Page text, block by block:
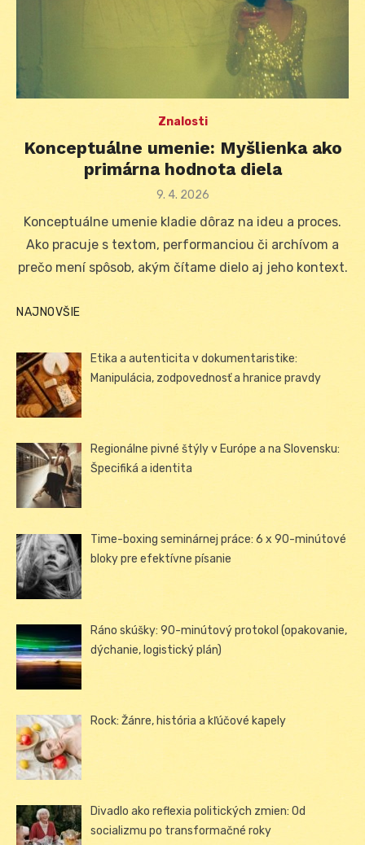
Znalosti
Konceptuálne umenie: Myšlienka ako
primárna hodnota diela
Posted
9. 4. 2026
Konceptuálne umenie kladie dôraz na ideu a proces.
Ako pracuje s textom, performanciou či archívom a
prečo mení spôsob, akým čítame dielo aj jeho kontext.
NAJNOVŠIE
Etika a autenticita v dokumentaristike:
Manipulácia, zodpovednosť a hranice pravdy
Regionálne pivné štýly v Európe a na Slovensku:
Špecifiká a identita
Time-boxing seminárnej práce: 6 x 90-minútové
bloky pre efektívne písanie
Ráno skúšky: 90-minútový protokol (opakovanie,
dýchanie, logistický plán)
Rock: Žánre, história a kľúčové kapely
Divadlo ako reflexia politických zmien: Od
socializmu po transformačné roky